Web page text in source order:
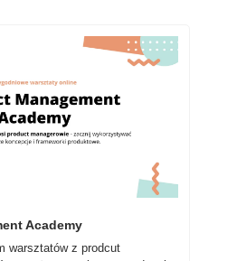
Academy
warsztatów z prodcut